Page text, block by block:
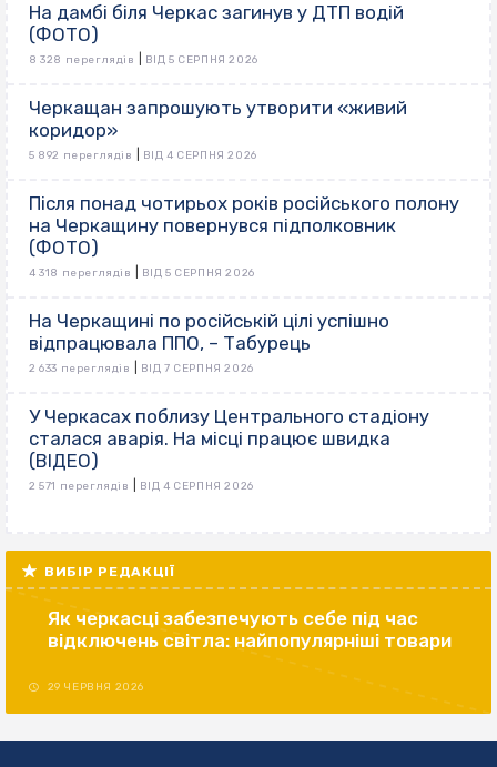
На дамбі біля Черкас загинув у ДТП водій
(ФОТО)
8 328 переглядів ВІД 5 СЕРПНЯ 2026
Черкащан запрошують утворити «живий
коридор»
5 892 переглядів ВІД 4 СЕРПНЯ 2026
Після понад чотирьох років російського полону
на Черкащину повернувся підполковник
(ФОТО)
4 318 переглядів ВІД 5 СЕРПНЯ 2026
На Черкащині по російській цілі успішно
відпрацювала ППО, – Табурець
2 633 переглядів ВІД 7 СЕРПНЯ 2026
У Черкасах поблизу Центрального стадіону
сталася аварія. На місці працює швидка
(ВІДЕО)
2 571 переглядів ВІД 4 СЕРПНЯ 2026
ВИБІР РЕДАКЦІЇ
Як черкасці забезпечують себе під час
відключень світла: найпопулярніші товари
29 ЧЕРВНЯ 2026